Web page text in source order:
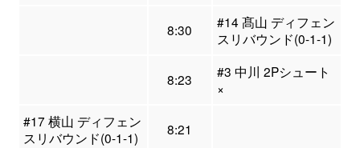
8:30
#14 髙山 ディフェン
スリバウンド(0-1-1)
8:23
#3 中川 2Pシュート
×
#17 横山 ディフェン
スリバウンド(0-1-1)
8:21